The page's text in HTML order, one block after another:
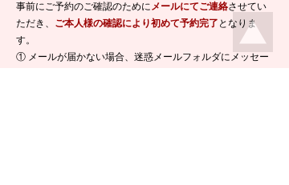
事前にご予約のご確認のためにメールにてご連絡させてい
ただき、 ご本人様の確認により初めて予約完了 となりま
す。
① メールが届かない場合、迷惑メールフォルダにメッセー